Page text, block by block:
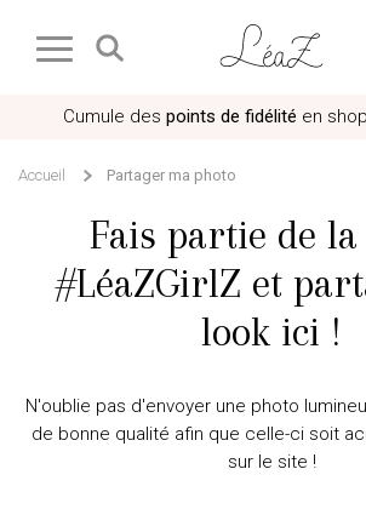
Cumule des points de fidélité en
Accueil Partager ma photo
Fais partie de
#LéaZGirlZ et
look ici !
N'oublie pas d'envoyer une photo
de bonne qualité afin que celle-ci soit
sur le site !